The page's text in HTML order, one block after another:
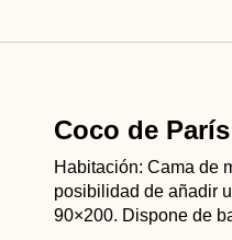
Coco de París
Habitación: Cama de
posibilidad de añadir
90×200. Dispone de